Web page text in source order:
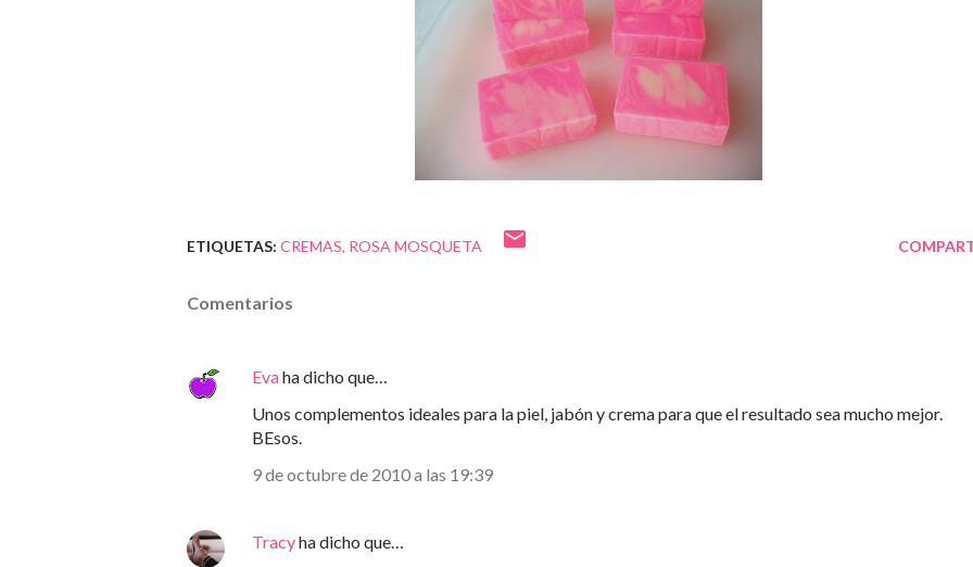
ETIQUETAS: CREMAS ROSA MOSQUETA
Comentarios
Evaha dicho que…
Unos complementos ideales para la piel, jabón y crema para que el resultado sea mucho mejor.
BEsos.
9 de octubre de 2010 a las 19:39
Tracyha dicho que…